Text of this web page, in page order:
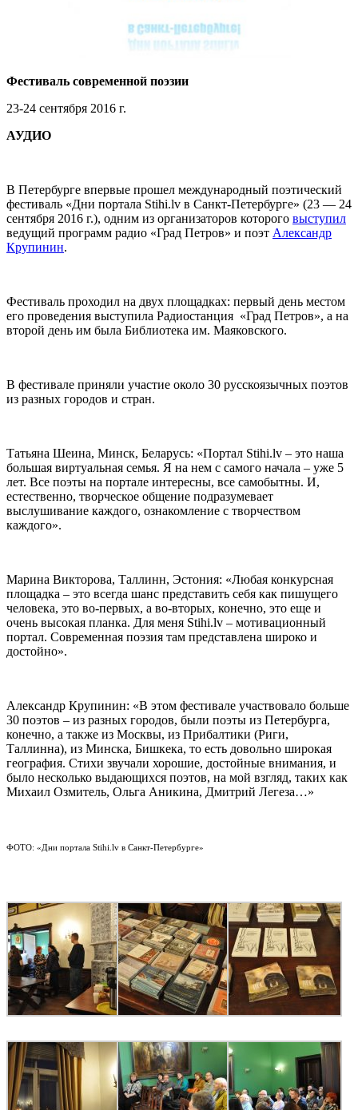
Фестиваль современной поэзии
23-24 сентября 2016 г.
АУДИО
В Петербурге впервые прошел международный поэтический
фестиваль «Дни портала Stihi.lv в Санкт-Петербурге» (23 — 24
сентября 2016 г.), одним из организаторов которого выступил
ведущий программ радио «Град Петров» и поэт Александр
Крупинин.
Фестиваль проходил на двух площадках: первый день местом
его проведения выступила Радиостанция «Град Петров», а на
второй день им была Библиотека им. Маяковского.
В фестивале приняли участие около 30 русскоязычных поэтов
из разных городов и стран.
Татьяна Шеина, Минск, Беларусь: «Портал Stihi.lv – это наша
большая виртуальная семья. Я на нем с самого начала – уже 5
лет. Все поэты на портале интересны, все самобытны. И,
естественно, творческое общение подразумевает
выслушивание каждого, ознакомление с творчеством
каждого».
Марина Викторова, Таллинн, Эстония: «Любая конкурсная
площадка – это всегда шанс представить себя как пишущего
человека, это во-первых, а во-вторых, конечно, это еще и
очень высокая планка. Для меня Stihi.lv – мотивационный
портал. Современная поэзия там представлена широко и
достойно».
Александр Крупинин: «В этом фестивале участвовало больше
30 поэтов – из разных городов, были поэты из Петербурга,
конечно, а также из Москвы, из Прибалтики (Риги,
Таллинна), из Минска, Бишкека, то есть довольно широкая
география. Стихи звучали хорошие, достойные внимания, и
было несколько выдающихся поэтов, на мой взгляд, таких как
Михаил Озмитель, Ольга Аникина, Дмитрий Легеза…»
ФОТО: «Дни портала Stihi.lv в Санкт-Петербурге»